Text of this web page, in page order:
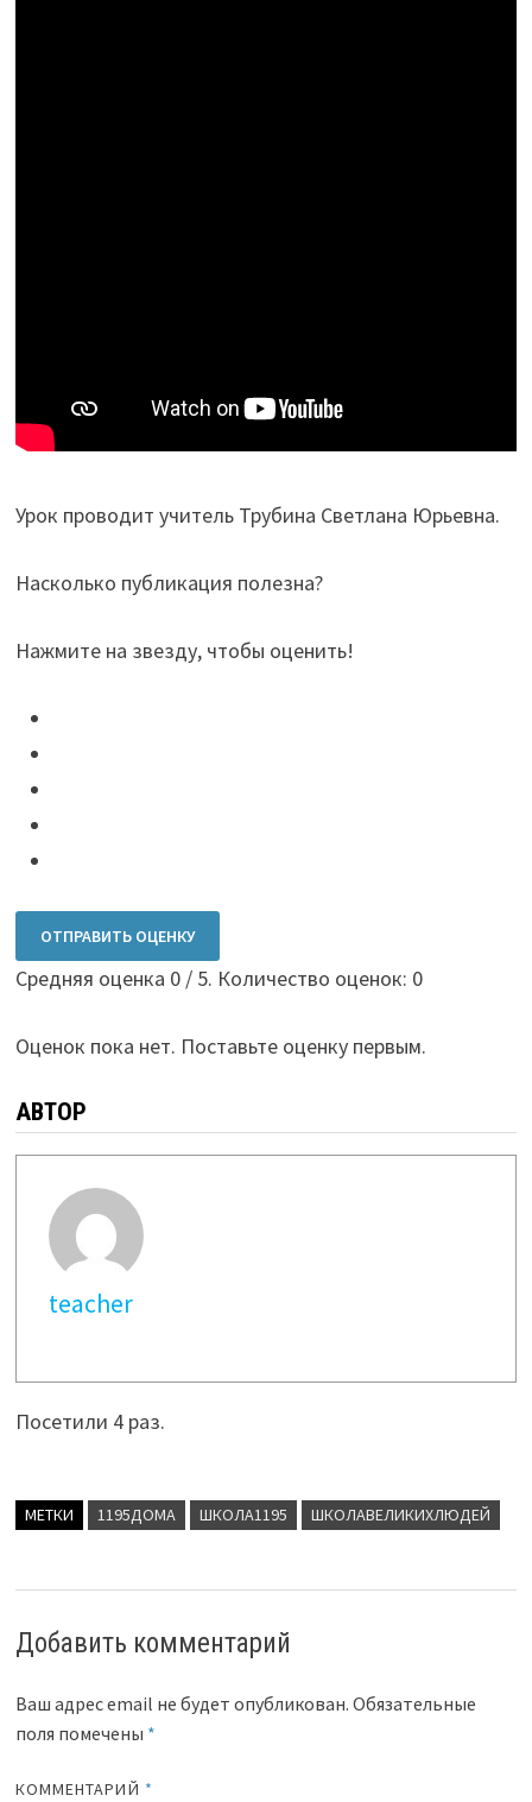
Урок проводит учитель Трубина Светлана Юрьевна.
Насколько публикация полезна?
Нажмите на звезду, чтобы оценить!
ОТПРАВИТЬ ОЦЕНКУ
Средняя оценка 0/ 5. Количество оценок: 0
Оценок пока нет. Поставьте оценку первым.
АВТОР
teacher
Посетили 4 раз.
МЕТКИ 1195ДОМА ШКОЛА1195 ШКОЛАВЕЛИКИХЛЮДЕЙ
Добавить комментарий
Ваш адрес email не будет опубликован. Обязательные
поля помечены *
КОММЕНТАРИЙ *